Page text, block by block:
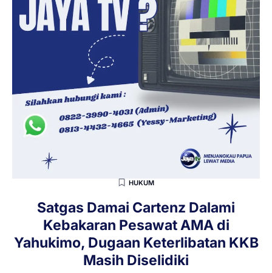
HUKUM
Satgas Damai Cartenz Dalami
Kebakaran Pesawat AMA di
Yahukimo, Dugaan Keterlibatan KKB
Masih Diselidiki